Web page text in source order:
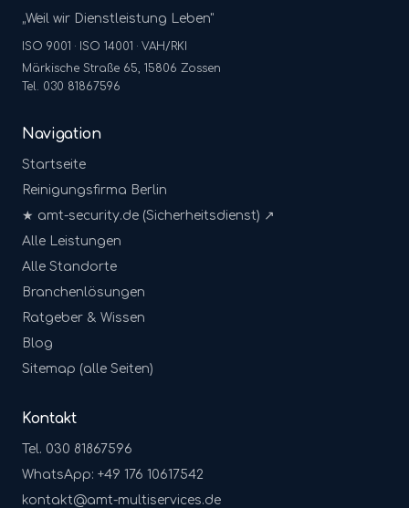
„Weil wir Dienstleistung Leben"
ISO 9001 · ISO 14001 · VAH/RKI
Märkische Straße 65, 15806 Zossen
Tel. 030 81867596
Navigation
Startseite
Reinigungsfirma Berlin
★ amt-security.de (Sicherheitsdienst) ↗
Alle Leistungen
Alle Standorte
Branchenlösungen
Ratgeber & Wissen
Blog
Sitemap (alle Seiten)
Kontakt
Tel. 030 81867596
WhatsApp: +49 176 10617542
kontakt@amt-multiservices.de